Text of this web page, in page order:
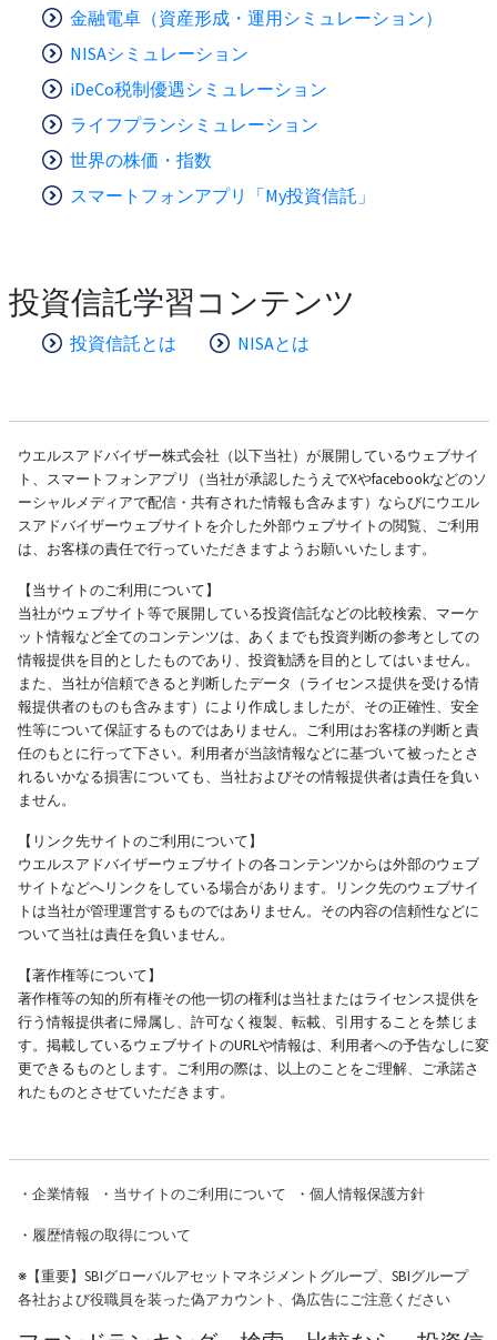
金融電卓（資産形成・運用シミュレーション）
NISAシミュレーション
iDeCo税制優遇シミュレーション
ライフプランシミュレーション
世界の株価・指数
スマートフォンアプリ「My投資信託」
投資信託学習コンテンツ
投資信託とは NISAとは
ウエルスアドバイザー株式会社（以下当社）が展開しているウェブサイ
ト、スマートフォンアプリ（当社が承認したうえでXやfacebookなどのソ
ーシャルメディアで配信・共有された情報も含みます）ならびにウエル
スアドバイザーウェブサイトを介した外部ウェブサイトの閲覧、ご利用
は、お客様の責任で行っていただきますようお願いいたします。
【当サイトのご利用について】
当社がウェブサイト等で展開している投資信託などの比較検索、マーケ
ット情報など全てのコンテンツは、あくまでも投資判断の参考としての
情報提供を目的としたものであり、投資勧誘を目的としてはいません。
また、当社が信頼できると判断したデータ（ライセンス提供を受ける情
報提供者のものも含みます）により作成しましたが、その正確性、安全
性等について保証するものではありません。ご利用はお客様の判断と責
任のもとに行って下さい。利用者が当該情報などに基づいて被ったとさ
れるいかなる損害についても、当社およびその情報提供者は責任を負い
ません。
【リンク先サイトのご利用について】
ウエルスアドバイザーウェブサイトの各コンテンツからは外部のウェブ
サイトなどへリンクをしている場合があります。リンク先のウェブサイ
トは当社が管理運営するものではありません。その内容の信頼性などに
ついて当社は責任を負いません。
【著作権等について】
著作権等の知的所有権その他一切の権利は当社またはライセンス提供を
行う情報提供者に帰属し、許可なく複製、転載、引用することを禁じま
す。掲載しているウェブサイトのURLや情報は、利用者への予告なしに変
更できるものとします。ご利用の際は、以上のことをご理解、ご承諾さ
れたものとさせていただきます。
・ 企業情報 ・ 当サイトのご利用について ・ 個人情報保護方針
・ 履歴情報の取得について
※【重要】SBIグローバルアセットマネジメントグループ、SBIグループ
各社および役職員を装った偽アカウント、偽広告にご注意ください